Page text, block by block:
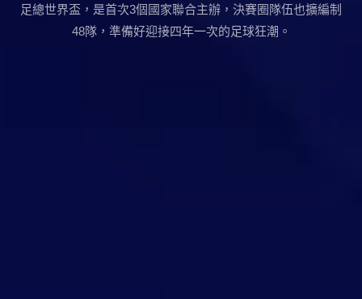
足總世界盃，是首次3個國家聯合主辦，決賽圈隊伍也擴編制
48隊，準備好迎接四年一次的足球狂潮。